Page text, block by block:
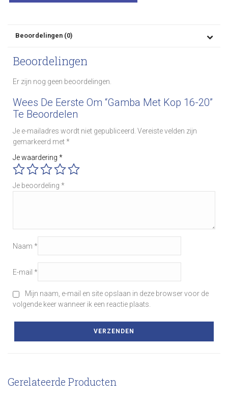
Beoordelingen (0)
Beoordelingen
Er zijn nog geen beoordelingen.
Wees De Eerste Om “Gamba Met Kop 16-20”
Te Beoordelen
Je e-mailadres wordt niet gepubliceerd. Vereiste velden zijn
gemarkeerd met*
Je waardering *
Je beoordeling *
Naam *
E-mail *
Mijn naam, e-mail en site opslaan in deze browser voor de
volgende keer wanneer ik een reactie plaats.
Gerelateerde Producten